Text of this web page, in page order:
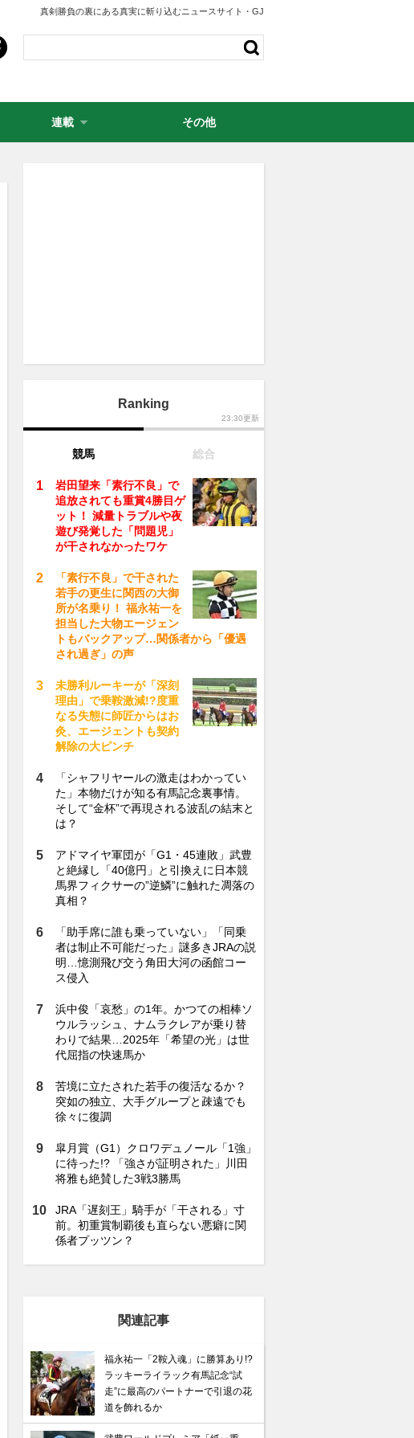
真剣勝負の裏にある真実に斬り込むニュースサイト・GJ
Ranking
23:30更新
競馬 総合
岩田望来「素行不良」で
追放されても重賞4勝目ゲ
ット！ 減量トラブルや夜
遊び発覚した「問題児」
が干されなかったワケ
「素行不良」で干された
若手の更生に関西の大御
所が名乗り！ 福永祐一を
担当した大物エージェン
トもバックアップ…関係者から「優遇
され過ぎ」の声
未勝利ルーキーが「深刻
理由」で乗鞍激減!?度重
なる失態に師匠からはお
灸、エージェントも契約
解除の大ピンチ
「シャフリヤールの激走はわかってい
た」本物だけが知る有馬記念裏事情。
そして“金杯”で再現される波乱の結末と
は？
アドマイヤ軍団が「G1・45連敗」武豊
と絶縁し「40億円」と引換えに日本競
馬界フィクサーの”逆鱗”に触れた凋落の
真相？
「助手席に誰も乗っていない」「同乗
者は制止不可能だった」謎多きJRAの説
明…憶測飛び交う角田大河の函館コー
ス侵入
浜中俊「哀愁」の1年。かつての相棒ソ
ウルラッシュ、ナムラクレアが乗り替
わりで結果…2025年「希望の光」は世
代屈指の快速馬か
苦境に立たされた若手の復活なるか？
突如の独立、大手グループと疎遠でも
徐々に復調
皐月賞（G1）クロワデュノール「1強」
に待った!? 「強さが証明された」川田
将雅も絶賛した3戦3勝馬
JRA「遅刻王」騎手が「干される」寸
前。初重賞制覇後も直らない悪癖に関
係者プッツン？
関連記事
福永祐一「2鞍入魂」に勝算あり!?
ラッキーライラック有馬記念“試
走”に最高のパートナーで引退の花
道を飾れるか
連載 その他